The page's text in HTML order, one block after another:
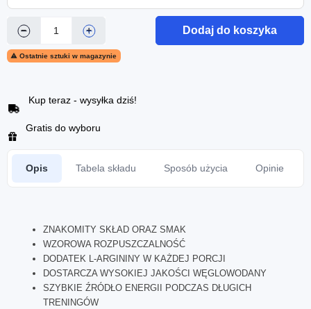
− + Dodaj do koszyka
 Ostatnie sztuki w magazynie
Kup teraz - wysyłka dziś!
Gratis do wyboru
Opis Tabela składu Sposób użycia Opinie
ZNAKOMITY SKŁAD ORAZ SMAK
WZOROWA ROZPUSZCZALNOŚĆ
DODATEK L-ARGININY W KAŻDEJ PORCJI
DOSTARCZA WYSOKIEJ JAKOŚCI WĘGLOWODANY
SZYBKIE ŹRÓDŁO ENERGII PODCZAS DŁUGICH
TRENINGÓW